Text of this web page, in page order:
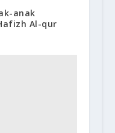
anak
Al-qur